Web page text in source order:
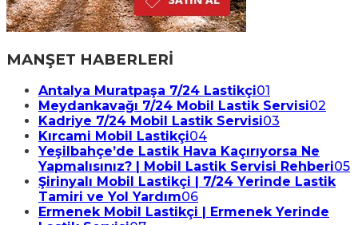
MANŞET HABERLERİ
Antalya Muratpaşa 7/24 Lastikçi01
Meydankavağı 7/24 Mobil Lastik Servisi02
Kadriye 7/24 Mobil Lastik Servisi03
Kırcami Mobil Lastikçi04
Yeşilbahçe’de Lastik Hava Kaçırıyorsa Ne
Yapmalısınız? | Mobil Lastik Servisi Rehberi05
Şirinyalı Mobil Lastikçi | 7/24 Yerinde Lastik
Tamiri ve Yol Yardım06
Ermenek Mobil Lastikçi | Ermenek Yerinde